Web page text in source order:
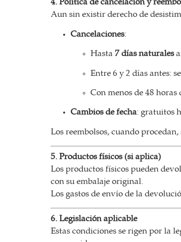
4. Política de cancelación y
Aun sin existir derecho de
Cancelaciones:
Hasta 7 días naturales
Entre 6 y 2 días antes:
Con menos de 48 horas
Cambios de fecha: gratuitos
Los reembolsos, cuando
5. Productos físicos (si aplica)
Los productos físicos pueden
con su embalaje original.
Los gastos de envío de la
6. Legislación aplicable
Estas condiciones se rigen por la